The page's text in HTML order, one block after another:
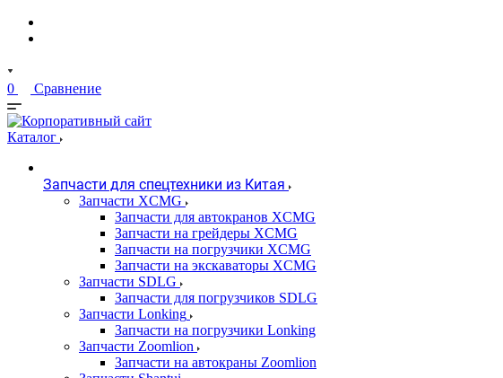
0 Сравнение
Каталог
Запчасти для спецтехники из Китая
Запчасти XCMG
Запчасти для автокранов XCMG
Запчасти на грейдеры XCMG
Запчасти на погрузчики XCMG
Запчасти на экскаваторы XCMG
Запчасти SDLG
Запчасти для погрузчиков SDLG
Запчасти Lonking
Запчасти на погрузчики Lonking
Запчасти Zoomlion
Запчасти на автокраны Zoomlion